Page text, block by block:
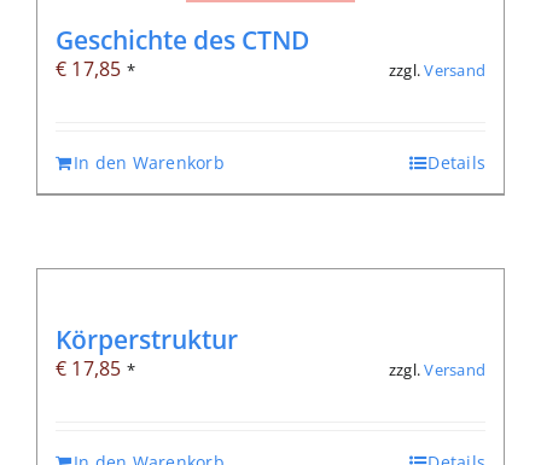
Geschichte des CTND
€ 17,85 * zzgl.Versand
In den Warenkorb Details
Körperstruktur
€ 17,85 * zzgl.Versand